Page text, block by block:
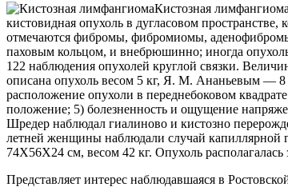
Кистозная
кистовидная опухоль в дугласовом
отмечаются фибромы, фибромиомы,
паховым кольцом, и внебрюшинно; иногда
122 наблюдения опухолей круглой связки.
описана опухоль весом 5 кг, Я. М. Ананьевым — 8
расположение опухоли в переднебоковом
положение; 5) болезненность и ощущение
Шредер наблюдал гиалиново и кистозно
летней женщины наблюдали случай капиллярной
74X56X24 см, весом 42 кг. Опухоль
Представляет интерес наблюдавшаяся в